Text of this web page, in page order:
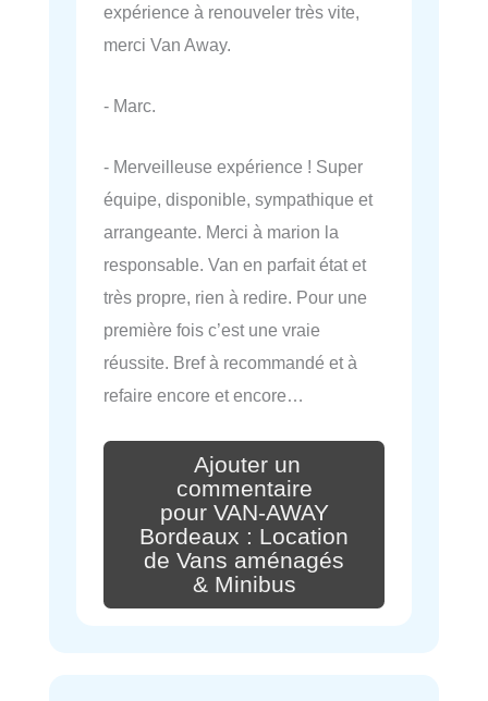
expérience à renouveler très vite,
merci Van Away.
- Marc.
- Merveilleuse expérience ! Super
équipe, disponible, sympathique et
arrangeante. Merci à marion la
responsable. Van en parfait état et
très propre, rien à redire. Pour une
première fois c’est une vraie
réussite. Bref à recommandé et à
refaire encore et encore…
Ajouter un
commentaire
pour VAN-AWAY
Bordeaux : Location
de Vans aménagés
& Minibus